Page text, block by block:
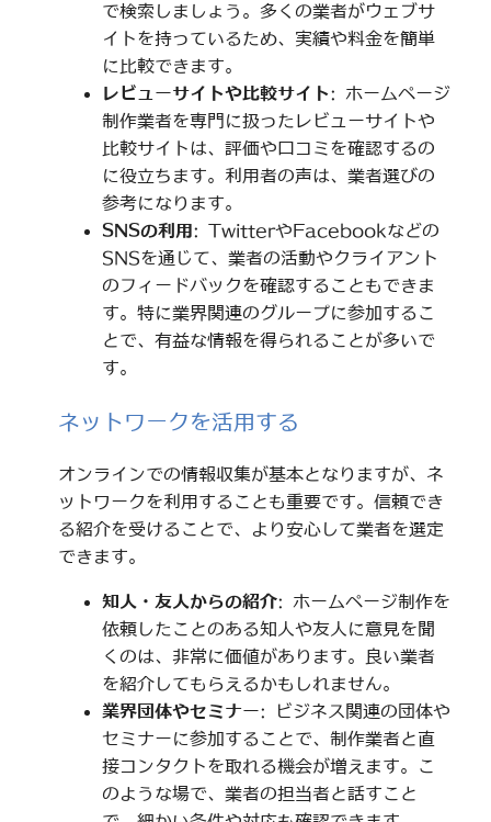
で検索しましょう。多くの業者がウェブサ
イトを持っているため、実績や料金を簡単
に比較できます。
レビューサイトや比較サイト: ホームページ
制作業者を専門に扱ったレビューサイトや
比較サイトは、評価や口コミを確認するの
に役立ちます。利用者の声は、業者選びの
参考になります。
SNSの利用 : TwitterやFacebookなどの
SNSを通じて、業者の活動やクライアント
のフィードバックを確認することもできま
す。特に業界関連のグループに参加するこ
とで、有益な情報を得られることが多いで
す。
ネットワークを活用する
オンラインでの情報収集が基本となりますが、ネ
ットワークを利用することも重要です。信頼でき
る紹介を受けることで、より安心して業者を選定
できます。
知人・友人からの紹介: ホームページ制作を
依頼したことのある知人や友人に意見を聞
くのは、非常に価値があります。良い業者
を紹介してもらえるかもしれません。
業界団体やセミナー: ビジネス関連の団体や
セミナーに参加することで、制作業者と直
接コンタクトを取れる機会が増えます。こ
のような場で、業者の担当者と話すこと